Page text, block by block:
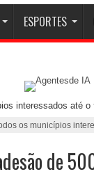
ESPORTES
os municípios
de